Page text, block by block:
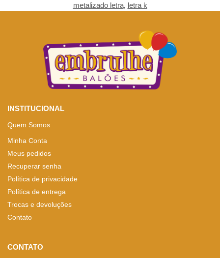
metalizado letra, letra k
INSTITUCIONAL
Quem Somos
Minha Conta
Meus pedidos
Recuperar senha
Política de privacidade
Política de entrega
Trocas e devoluções
Contato
CONTATO